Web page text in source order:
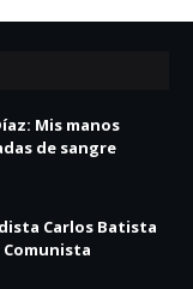
Mis manos
de sangre
Carlos Batista